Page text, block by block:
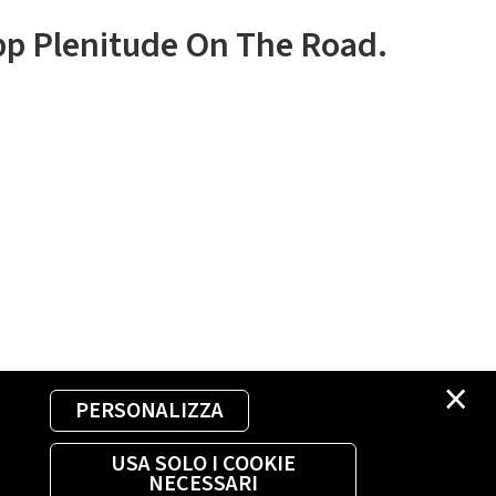
×
PERSONALIZZA
USA SOLO I COOKIE
NECESSARI
Plenitude On The Road.